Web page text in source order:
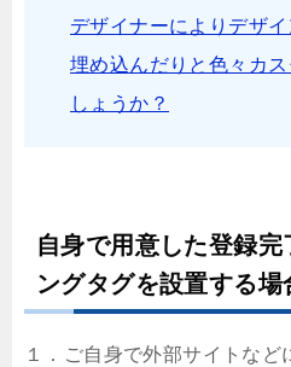
デザイナーによりデザ
埋め込んだりと色々カ
しょうか？
自身で用意した登録
ングタグを設置する場
１．ご自身で外部サイトな